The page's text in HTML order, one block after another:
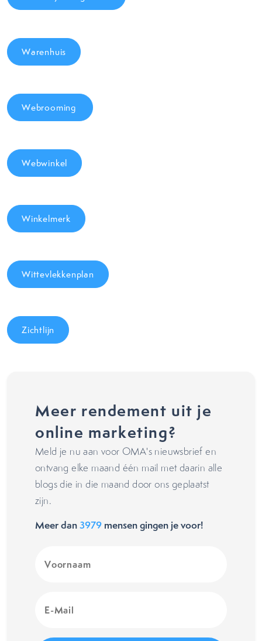
Warenhuis
Webrooming
Webwinkel
Winkelmerk
Wittevlekkenplan
Zichtlijn
Meer rendement uit je
online marketing?
Meld je nu aan voor OMA's nieuwsbrief en
ontvang elke maand één mail met daarin alle
blogs die in die maand door ons geplaatst
zijn.
Meer dan3979 mensen gingen je voor!
(Vereist)
Mail